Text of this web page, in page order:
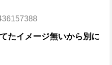
たイメージ無いから別に